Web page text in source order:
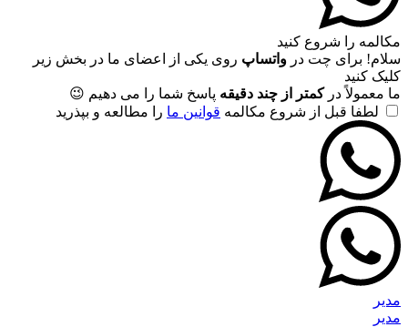
مکالمه را شروع کنید
سلام! برای چت در واتساپ روی یکی از اعضای ما در بخش زیر
کلیک کنید
ما معمولاً درکمتر از چند دقیقه پاسخ شما را می دهیم 😉
لطفا قبل از شروع مکالمه قوانین ما را مطالعه و بپذرید
مدیر
مدیر